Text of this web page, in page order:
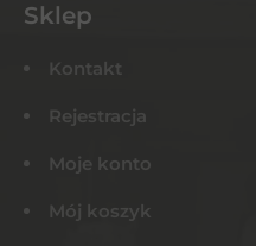
Sklep
Kontakt
Rejestracja
Moje konto
Mój koszyk